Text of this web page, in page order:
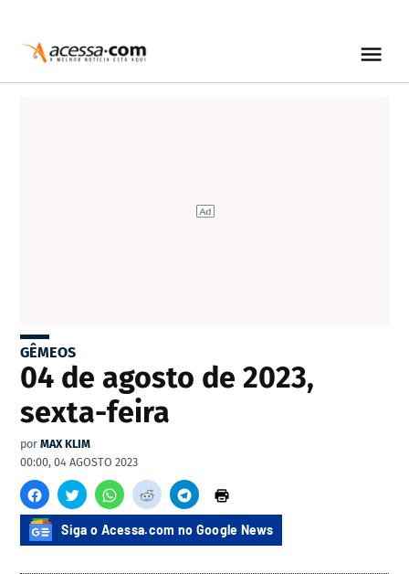
GÊMEOS
04 de agosto de 2023,
sexta-feira
por MAX KLIM
00:00, 04 AGOSTO 2023
Siga o Acessa.com no Google News